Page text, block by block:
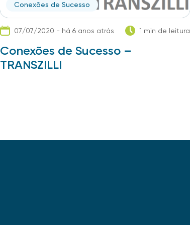
Conexões de Sucesso
07/07/2020 - há 6 anos atrás 1 min de leitura
Conexões de Sucesso –
TRANSZILLI